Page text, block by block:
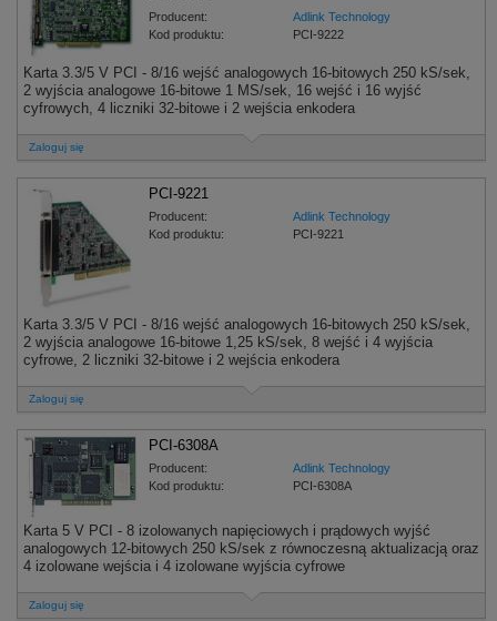
Producent:
Adlink Technology
Kod produktu:
PCI-9222
Karta 3.3/5 V PCI - 8/16 wejść analogowych 16-bitowych 250 kS/sek,
2 wyjścia analogowe 16-bitowe 1 MS/sek, 16 wejść i 16 wyjść
cyfrowych, 4 liczniki 32-bitowe i 2 wejścia enkodera
Zaloguj się
PCI-9221
Producent:
Adlink Technology
Kod produktu:
PCI-9221
Karta 3.3/5 V PCI - 8/16 wejść analogowych 16-bitowych 250 kS/sek,
2 wyjścia analogowe 16-bitowe 1,25 kS/sek, 8 wejść i 4 wyjścia
cyfrowe, 2 liczniki 32-bitowe i 2 wejścia enkodera
Zaloguj się
PCI-6308A
Producent:
Adlink Technology
Kod produktu:
PCI-6308A
Karta 5 V PCI - 8 izolowanych napięciowych i prądowych wyjść
analogowych 12-bitowych 250 kS/sek z równoczesną aktualizacją oraz
4 izolowane wejścia i 4 izolowane wyjścia cyfrowe
Zaloguj się